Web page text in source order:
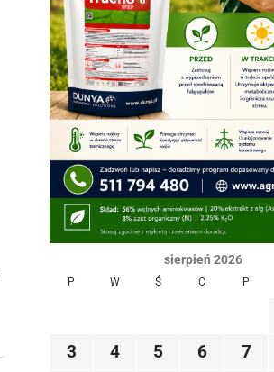
sierpień 2026
P W Ś C P
3
4 5 6 7